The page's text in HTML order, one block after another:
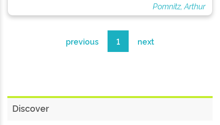
Pomnitz, Arthur
previous 1 next
Discover